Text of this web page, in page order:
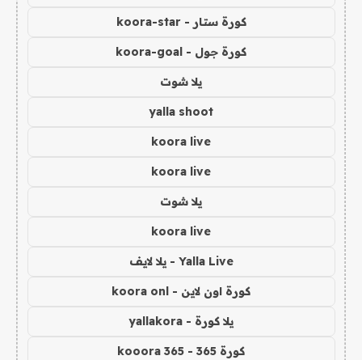
كورة ستار - koora-star
كورة جول - koora-goal
يلا شوت
yalla shoot
koora live
koora live
يلا شوت
koora live
Yalla Live - يلا لايف
كورة اون لاين - koora onl
يلا كورة - yallakora
كورة 365 - kooora 365